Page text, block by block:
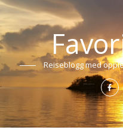
Reiseblogg med